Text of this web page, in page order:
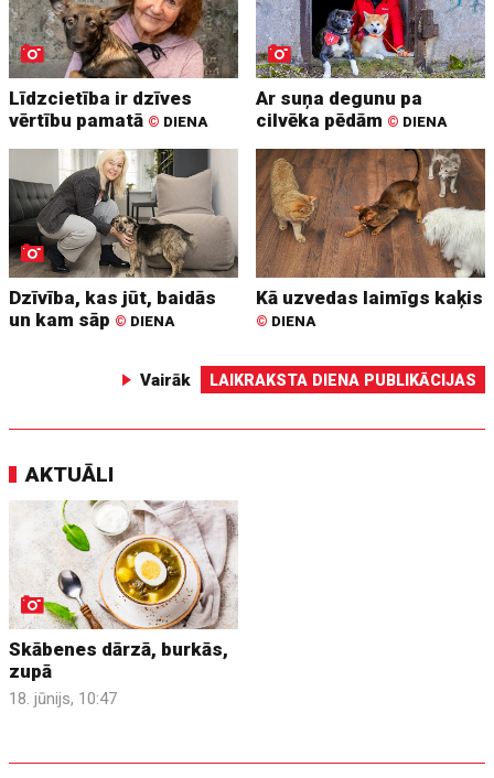
Līdzcietība ir dzīves
vērtību pamatā © DIENA
Ar suņa degunu pa
cilvēka pēdām © DIENA
Dzīvība, kas jūt, baidās
un kam sāp © DIENA
Kā uzvedas laimīgs kaķis
© DIENA
Vairāk LAIKRAKSTA DIENA PUBLIKĀCIJAS
AKTUĀLI
Skābenes dārzā, burkās,
zupā
18. jūnijs, 10:47